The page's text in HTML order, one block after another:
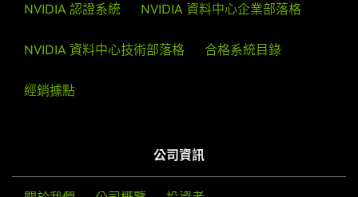
NVIDIA 認證系統 NVIDIA 資料中心企業部落格
NVIDIA 資料中心技術部落格 合格系統目錄
經銷據點
公司資訊